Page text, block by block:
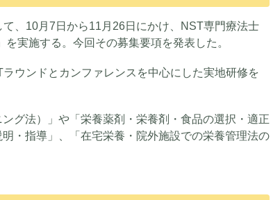
、10月7日から11月26日にかけ、NST専門療法士
実施する。今回その募集要項を発表した。
ウンドとカンファレンスを中心にした実地研修を
グ法）」や「栄養薬剤・栄養剤・食品の選択・適正
・指導」、「在宅栄養・院外施設での栄養管理法の